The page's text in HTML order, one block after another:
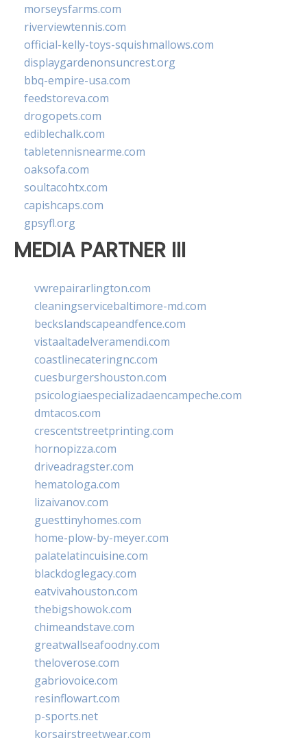
morseysfarms.com
riverviewtennis.com
official-kelly-toys-squishmallows.com
displaygardenonsuncrest.org
bbq-empire-usa.com
feedstoreva.com
drogopets.com
ediblechalk.com
tabletennisnearme.com
oaksofa.com
soultacohtx.com
capishcaps.com
gpsyfl.org
MEDIA PARTNER III
vwrepairarlington.com
cleaningservicebaltimore-md.com
beckslandscapeandfence.com
vistaaltadelveramendi.com
coastlinecateringnc.com
cuesburgershouston.com
psicologiaespecializadaencampeche.com
dmtacos.com
crescentstreetprinting.com
hornopizza.com
driveadragster.com
hematologa.com
lizaivanov.com
guesttinyhomes.com
home-plow-by-meyer.com
palatelatincuisine.com
blackdoglegacy.com
eatvivahouston.com
thebigshowok.com
chimeandstave.com
greatwallseafoodny.com
theloverose.com
gabriovoice.com
resinflowart.com
p-sports.net
korsairstreetwear.com